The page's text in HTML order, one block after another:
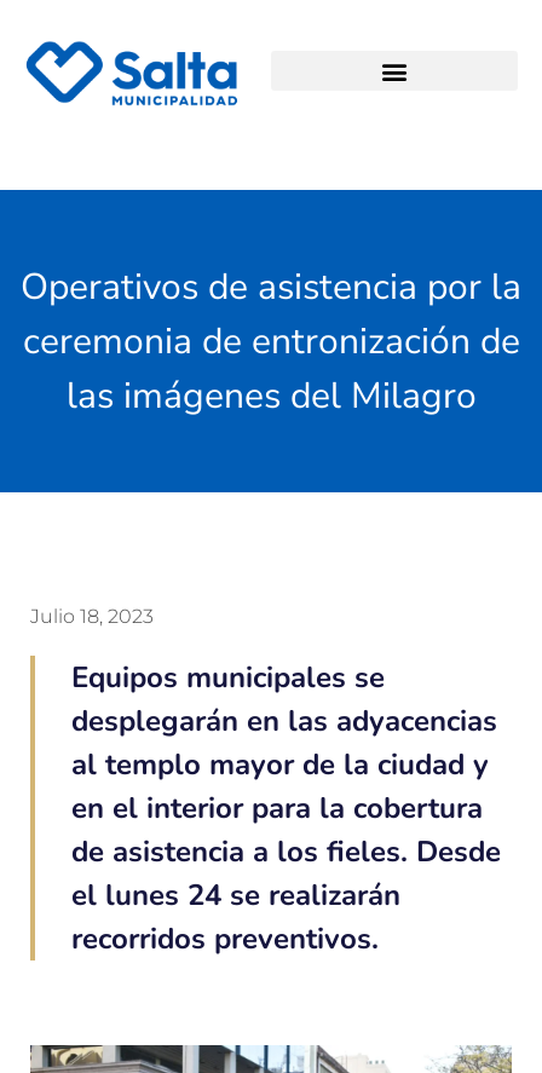
Operativos de asistencia por la
ceremonia de entronización de
las imágenes del Milagro
Julio 18, 2023
Equipos municipales se
desplegarán en las adyacencias
al templo mayor de la ciudad y
en el interior para la cobertura
de asistencia a los fieles. Desde
el lunes 24 se realizarán
recorridos preventivos.